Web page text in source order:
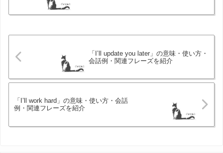
「I’ll update you later」の意味・使い方・
会話例・関連フレーズを紹介
「I’ll work hard」の意味・使い方・会話
例・関連フレーズを紹介